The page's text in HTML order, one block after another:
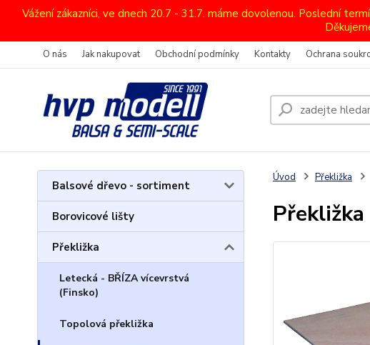
Vážení zákazníci, ve dnech 20.7 - 31.7. máme dovolenou. Poslední
O nás Jak nakupovat Obchodní podmínky Kontakty Ochrana
Balsové dřevo - sortiment
Borovicové lišty
Překližka
Letecká - BŘÍZA vícevrstvá
(Finsko)
Topolová překližka
Úvod Překližka